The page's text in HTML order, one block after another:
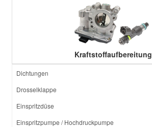
Kraftstoffaufbereitung
Dichtungen
Drosselklappe
Einspritzdüse
Einspritzpumpe / Hochdruckpumpe
Mitsubishi Ersatzteile
Nissan Ersatzteile
Porsche Ersatzteile
Seat Ersatzteile